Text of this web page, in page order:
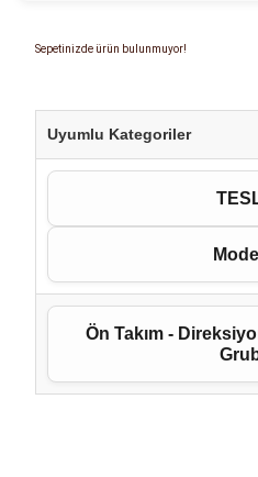
Sepetinizde ürün bulunmuyor!
Uyumlu Kategoriler
Ön Takım -